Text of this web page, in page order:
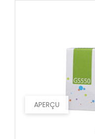
APERÇU